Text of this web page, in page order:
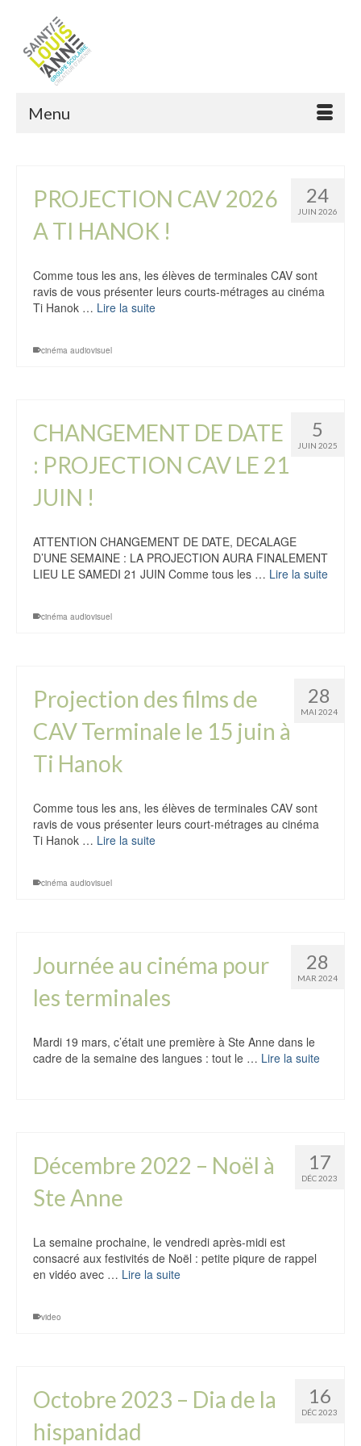
Menu
24
JUIN 2026
PROJECTION CAV 2026
A TI HANOK !
Comme tous les ans, les élèves de terminales CAV sont
ravis de vous présenter leurs courts-métrages au cinéma
Ti Hanok … Lire la suite
cinéma audiovisuel
5
JUIN 2025
CHANGEMENT DE DATE
: PROJECTION CAV LE 21
JUIN !
ATTENTION CHANGEMENT DE DATE, DECALAGE
D’UNE SEMAINE : LA PROJECTION AURA FINALEMENT
LIEU LE SAMEDI 21 JUIN Comme tous les … Lire la suite
cinéma audiovisuel
28
MAI 2024
Projection des films de
CAV Terminale le 15 juin à
Ti Hanok
Comme tous les ans, les élèves de terminales CAV sont
ravis de vous présenter leurs court-métrages au cinéma
Ti Hanok … Lire la suite
cinéma audiovisuel
28
MAR 2024
Journée au cinéma pour
les terminales
Mardi 19 mars, c’était une première à Ste Anne dans le
cadre de la semaine des langues : tout le … Lire la suite
17
DÉC 2023
Décembre 2022 – Noël à
Ste Anne
La semaine prochaine, le vendredi après-midi est
consacré aux festivités de Noël : petite piqure de rappel
en vidéo avec … Lire la suite
video
16
DÉC 2023
Octobre 2023 – Dia de la
hispanidad